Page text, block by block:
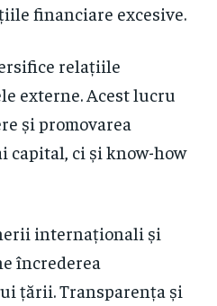
financiare excesive.
relațiile
externe. Acest lucru
și promovarea
capital, ci și know-how
internaționali și
încrederea
țării. Transparența și